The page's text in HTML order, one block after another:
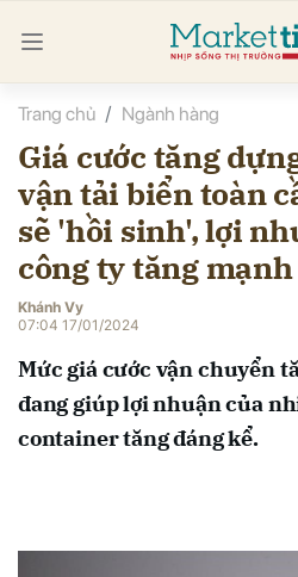
Trang chủ Ngành hàng
Giá cước tăng
vận tải biển toàn
sẽ 'hồi sinh', lợi
công ty tăng mạnh
Khánh Vy
07:04 17/01/2024
Mức giá cước vận chuyển
đang giúp lợi nhuận của
container tăng đáng kể.
luận